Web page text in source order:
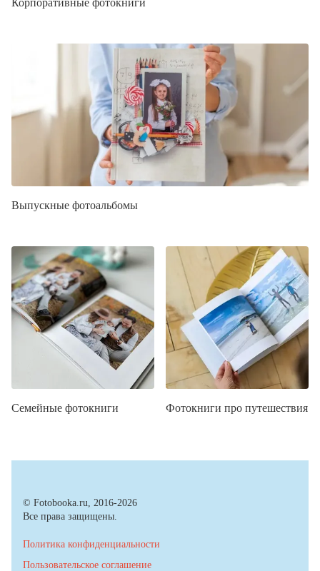
Корпоративные фотокниги
Выпускные фотоальбомы
Семейные фотокниги Фотокниги про путешествия
© Fotobooka.ru, 2016-2026
Все права защищены.
Политика конфиденциальности
Пользовательское соглашение